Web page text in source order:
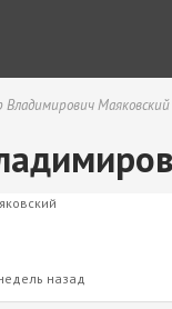
Владимирович Маяковский
назад